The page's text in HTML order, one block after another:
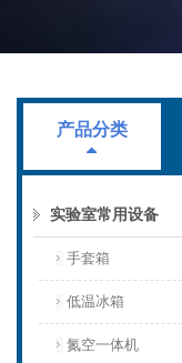
产品分类
实验室常用设备
手套箱
低温冰箱
氮空一体机